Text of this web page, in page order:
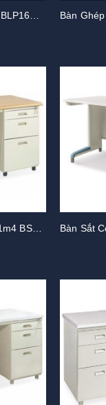
Bàn Sắt Có Hộc Liền 1m4 BS14HK3-LV